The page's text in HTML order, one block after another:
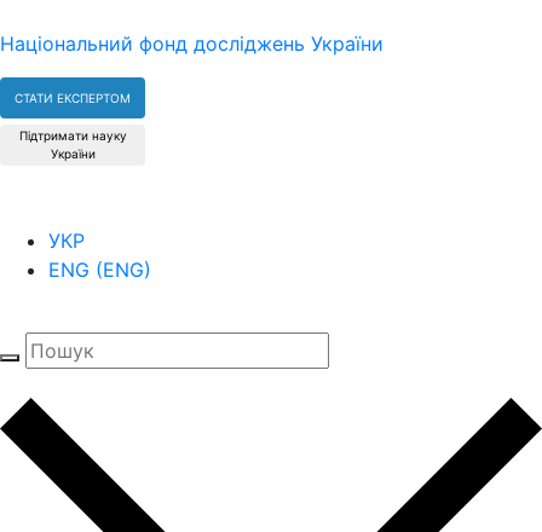
Національний фонд досліджень України
СТАТИ ЕКСПЕРТОМ
Підтримати науку
України
УКР
ENG (ENG)